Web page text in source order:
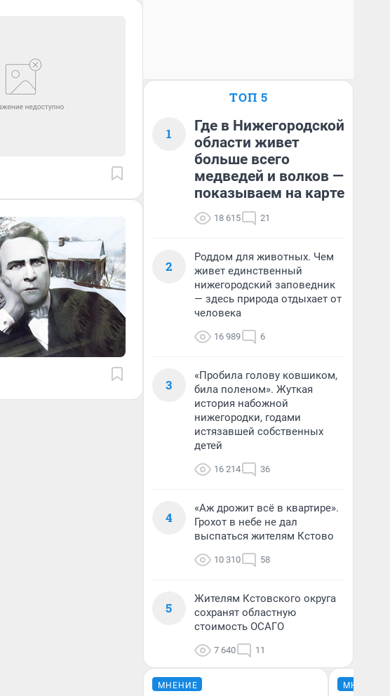
ТОП 5
1
Где в Нижегородской
области живет
больше всего
медведей и волков —
показываем на карте
18 615 21
2
Роддом для животных. Чем
живет единственный
нижегородский заповедник
— здесь природа отдыхает от
человека
16 989 6
3
«Пробила голову ковшиком,
била поленом». Жуткая
история набожной
нижегородки, годами
истязавшей собственных
детей
16 214 36
4
«Аж дрожит всё в квартире».
Грохот в небе не дал
выспаться жителям Кстово
10 310 58
5
Жителям Кстовского округа
сохранят областную
стоимость ОСАГО
7 640 11
МНЕНИЕ МНЕНИЕ